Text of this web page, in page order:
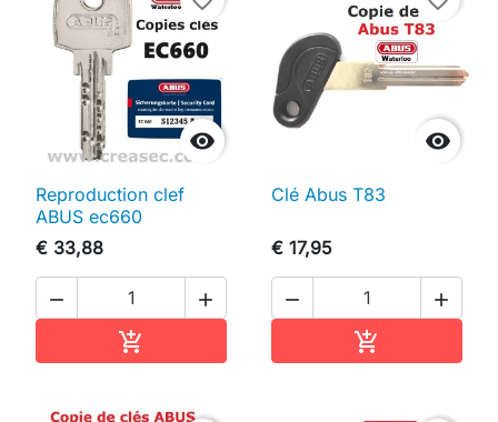

Reproduction clef
ABUS ec660
€ 33,88
 


Clé Abus T83
€ 17,95
 
